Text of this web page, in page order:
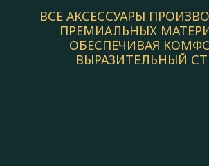
ВСЕ АКСЕССУАРЫ
ПРЕМИАЛЬНЫХ
ОБЕСПЕЧИВАЯ
ВЫРАЗИТЕЛЬНЫЙ